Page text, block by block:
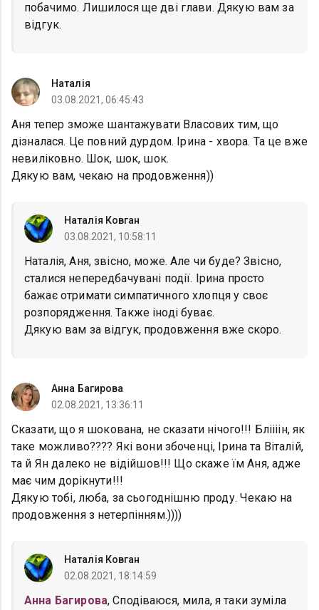
побачимо. Лишилося ще дві глави. Дякую вам за
відгук.
Наталія
03.08.2021, 06:45:43
Аня тепер зможе шантажувати Власових тим, що
дізналася. Це повний дурдом. Ірина - хвора. Та це вже
невиліковно. Шок, шок, шок.
Дякую вам, чекаю на продовження))
Наталія Ковган
03.08.2021, 10:58:11
Наталія, Аня, звісно, може. Але чи буде? Звісно,
сталися непередбачувані події. Ірина просто
бажає отримати симпатичного хлопця у своє
розпорядження. Также іноді буває.
Дякую вам за відгук, продовження вже скоро.
Анна Багирова
02.08.2021, 13:36:11
Сказати, що я шокована, не сказати нічого!!! Бліііін, як
таке можливо???? Які вони збоченці, Ірина та Віталій,
та й Ян далеко не відійшов!!! Що скаже їм Аня, адже
має чим дорікнути!!!
Дякую тобі, люба, за сьогоднішню проду. Чекаю на
продовження з нетерпінням.))))
Наталія Ковган
02.08.2021, 18:14:59
Анна Багирова, Сподіваюся, мила, я таки зуміла